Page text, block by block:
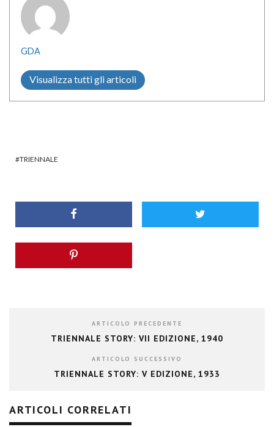
GDA
Visualizza tutti gli articoli
TRIENNALE
ARTICOLO PRECEDENTE
TRIENNALE STORY: VII EDIZIONE, 1940
ARTICOLO SUCCESSIVO
TRIENNALE STORY: V EDIZIONE, 1933
ARTICOLI CORRELATI